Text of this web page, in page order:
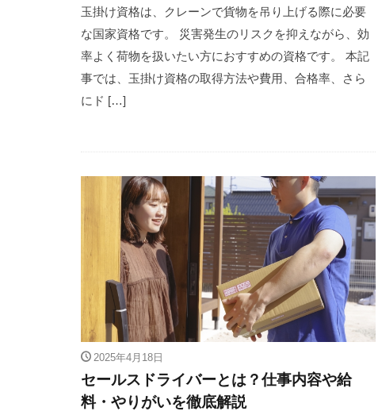
玉掛け資格は、クレーンで貨物を吊り上げる際に必要
な国家資格です。 災害発生のリスクを抑えながら、効
率よく荷物を扱いたい方におすすめの資格です。 本記
事では、玉掛け資格の取得方法や費用、合格率、さら
にド […]
2025年4月18日
セールスドライバーとは？仕事内容や給
料・やりがいを徹底解説